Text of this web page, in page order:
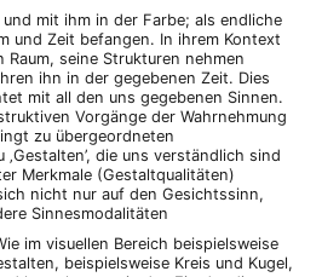
mit ihm in der Farbe; als endliche
und Zeit befangen. In ihrem Kontext
seine Strukturen nehmen
ihn in der gegebenen Zeit. Dies
mit all den uns gegebenen Sinnen.
Vorgänge der Wahrnehmung
zu übergeordneten
die uns verständlich sind
Merkmale (Gestaltqualitäten)
nicht nur auf den Gesichtssinn,
Sinnesmodalitäten
im visuellen Bereich beispielsweise
beispielsweise Kreis und Kugel,